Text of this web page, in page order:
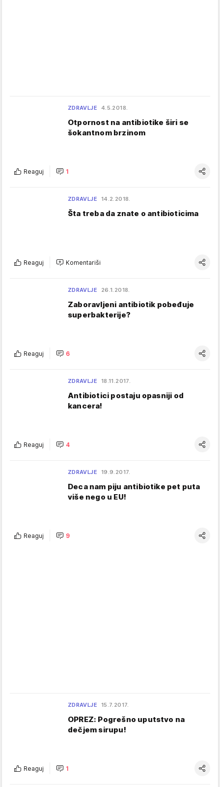
ZDRAVLJE 4.5.2018.
Otpornost na antibiotike širi se
šokantnom brzinom
Reaguj 1
ZDRAVLJE 14.2.2018.
Šta treba da znate o antibioticima
Reaguj Komentariši
ZDRAVLJE 26.1.2018.
Zaboravljeni antibiotik pobeđuje
superbakterije?
Reaguj 6
ZDRAVLJE 18.11.2017.
Antibiotici postaju opasniji od
kancera!
Reaguj 4
ZDRAVLJE 19.9.2017.
Deca nam piju antibiotike pet puta
više nego u EU!
Reaguj 9
ZDRAVLJE 15.7.2017.
OPREZ: Pogrešno uputstvo na
dečjem sirupu!
Reaguj 1